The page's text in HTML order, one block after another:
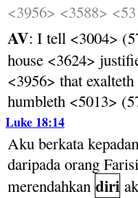
<3956> <3588>
AV: I tell <3004>
house <3624>
<3956> that
humbleth <5013>
Luke 18:14
Aku berkata
daripada orang Farisi
merendahkan diri